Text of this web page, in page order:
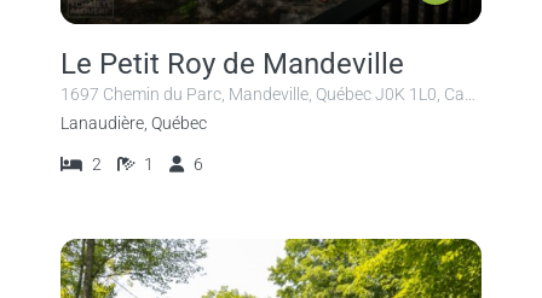
Le Petit Roy de Mandeville
Lanaudière, Québec
2 1 6